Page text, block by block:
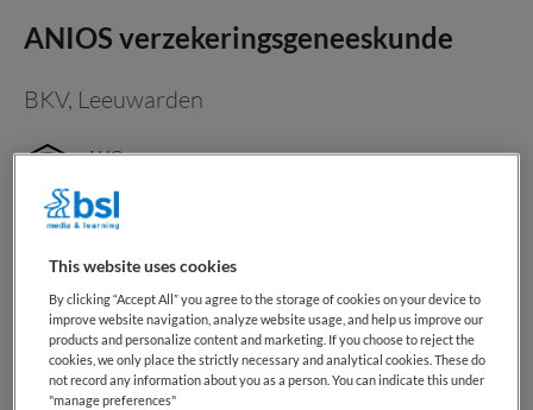
ANIOS verzekeringsgeneeskunde
BKV, Leeuwarden
WO
Fulltime
Meer regie over je werkweek, tijd voor ontwikkeling en
werken met aandacht voor mens én werk als arts arbeid en
gezondheid. Jouw nieuwe baan Als arts arbeid en
gezondheid help je mensen stap voor stap terug richting
This website uses cookies
By clicking “Accept All” you agree to the storage of cookies on your device to
improve website navigation, analyze website usage, and help us improve our
products and personalize content and marketing. If you choose to reject the
cookies, we only place the strictly necessary and analytical cookies. These do
not record any information about you as a person. You can indicate this under
"manage preferences"